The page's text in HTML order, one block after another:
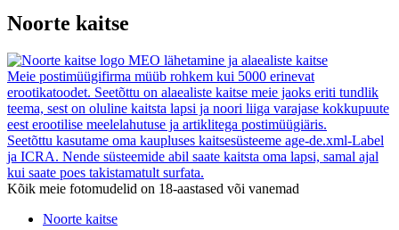
Noorte kaitse
MEO lähetamine ja alaealiste kaitse
Meie postimüügifirma müüb rohkem kui 5000 erinevat
erootikatoodet. Seetõttu on alaealiste kaitse meie jaoks eriti tundlik
teema, sest on oluline kaitsta lapsi ja noori liiga varajase kokkupuute
eest erootilise meelelahutuse ja artiklitega postimüügiäris.
Seetõttu kasutame oma kaupluses kaitsesüsteeme age-de.xml-Label
ja ICRA. Nende süsteemide abil saate kaitsta oma lapsi, samal ajal
kui saate poes takistamatult surfata.
Kõik meie fotomudelid on 18-aastased või vanemad
Noorte kaitse